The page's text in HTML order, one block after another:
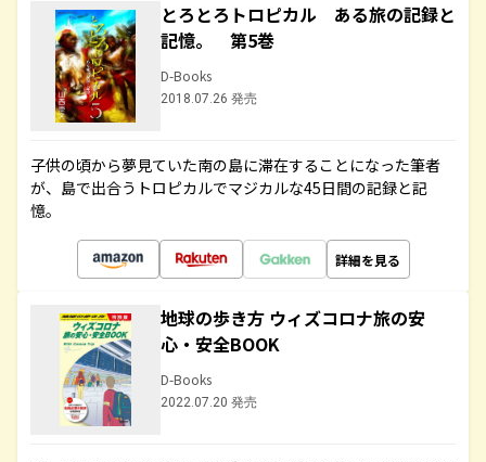
とろとろトロピカル ある旅の記録と
記憶。 第5巻
D-Books
2018.07.26 発売
子供の頃から夢見ていた南の島に滞在することになった筆者
が、島で出合うトロピカルでマジカルな45日間の記録と記
憶。
詳細を見る
地球の歩き方 ウィズコロナ旅の安
心・安全BOOK
D-Books
2022.07.20 発売